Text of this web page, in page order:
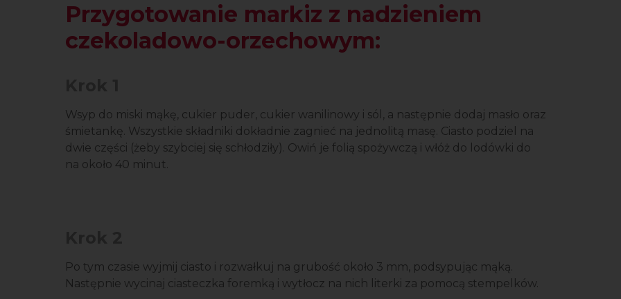
Przygotowanie markiz z nadzieniem
czekoladowo-orzechowym:
Wsyp do miski mąkę, cukier puder, cukier wanilinowy i sól, a następnie dodaj masło oraz
śmietankę. Wszystkie składniki dokładnie zagnieć na jednolitą masę. Ciasto podziel na
dwie części (żeby szybciej się schłodziły). Owiń je folią spożywczą i włóż do lodówki do
na około 40 minut.
Po tym czasie wyjmij ciasto i rozwałkuj na grubość około 3 mm, podsypując mąką.
Następnie wycinaj ciasteczka foremką i wytłocz na nich literki za pomocą stempelków.